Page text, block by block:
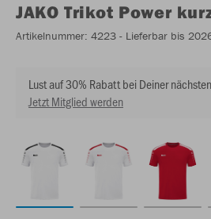
JAKO Trikot Power
Artikelnummer: 4223 - Lieferbar bis
Lust auf 30% Rabatt bei Deiner
Jetzt Mitglied werden